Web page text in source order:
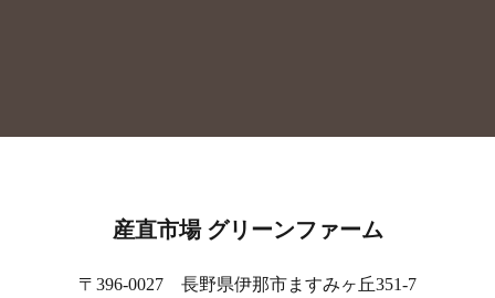
産直市場 グリーンファーム
〒396-0027 長野県伊那市ますみヶ丘351-7